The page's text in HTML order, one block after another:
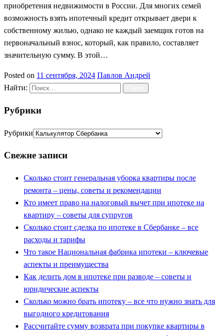
приобретения недвижимости в России. Для многих семей
возможность взять ипотечный кредит открывает двери к
собственному жилью, однако не каждый заемщик готов на
первоначальный взнос, который, как правило, составляет
значительную сумму. В этой…
Posted on 11 сентября, 2024 Павлов Андрей
Найти:
Рубрики
Рубрики
Свежие записи
Сколько стоит генеральная уборка квартиры после
ремонта – цены, советы и рекомендации
Кто имеет право на налоговый вычет при ипотеке на
квартиру – советы для супругов
Сколько стоит сделка по ипотеке в Сбербанке – все
расходы и тарифы
Что такое Национальная фабрика ипотеки – ключевые
аспекты и преимущества
Как делить дом в ипотеке при разводе – советы и
юридические аспекты
Сколько можно брать ипотеку – все что нужно знать для
выгодного кредитования
Рассчитайте сумму возврата при покупке квартиры в